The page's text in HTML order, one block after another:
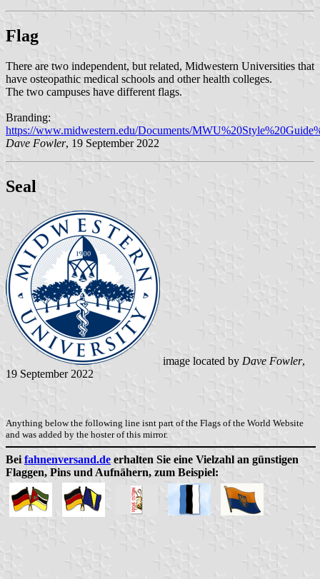
Flag
There are two independent, but related, Midwestern Universities that
have osteopathic medical schools and other health colleges.
The two campuses have different flags.
Branding:
https://www.midwestern.edu/Documents/
Dave Fowler, 19 September 2022
Seal
image located by Dave Fowler,
19 September 2022
Anything below the following line isnt part of the Flags of the World Website
and was added by the hoster of this mirror.
Bei fahnenversand.de erhalten Sie eine Vielzahl an günstigen
Flaggen, Pins und Aufnähern, zum Beispiel: